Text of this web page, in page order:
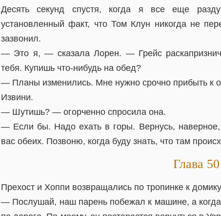
Десять секунд спустя, когда я все еще
установленный факт, что Том Клун никогда не
зазвонил.
— Это я, — сказала Лорен. — Грейс
тебя. Купишь что-нибудь на обед?
— Планы изменились. Мне нужно срочно прибыть к
Извини.
— Шутишь? — огорченно спросила она.
— Если бы. Надо ехать в горы. Вернусь,
вас обеих. Позвоню, когда буду знать, что там
Глава 50
Прехост и Хоппи возвращались по тропинке к
— Послушай, наш парень побежал к машине, а когда